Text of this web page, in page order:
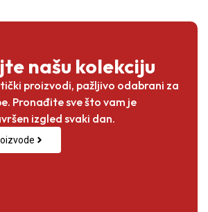
našu kolekciju
proizvodi, pažljivo odabrani za
Pronađite sve što vam je
izgled svaki dan.